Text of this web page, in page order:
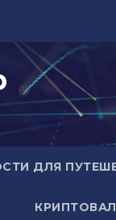
ДЛЯ